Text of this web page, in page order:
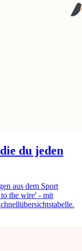
du jeden
aus dem Sport
the wire' - mit